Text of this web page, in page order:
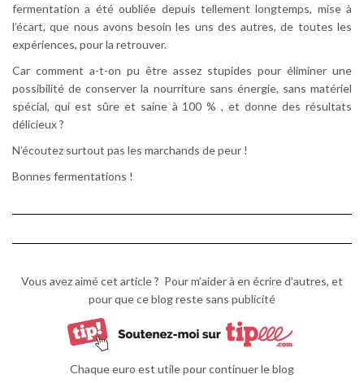
fermentation a été oubliée depuis tellement longtemps, mise à
l’écart, que nous avons besoin les uns des autres, de toutes les
expériences, pour la retrouver.
Car comment a-t-on pu être assez stupides pour éliminer une
possibilité de conserver la nourriture sans énergie, sans matériel
spécial, qui est sûre et saine à 100 % , et donne des résultats
délicieux ?
N’écoutez surtout pas les marchands de peur !
Bonnes fermentations !
Vous avez aimé cet article ? Pour m’aider à en écrire d’autres, et
pour que ce blog reste sans publicité
Chaque euro est utile pour continuer le blog